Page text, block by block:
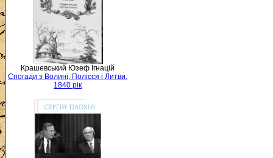
Крашевський Юзеф Ігнацій
Спогади з Волині, Полісся і Литви.
1840 рік